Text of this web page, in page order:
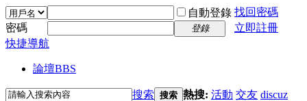
自動登錄 找回密碼
密碼
登錄
立即註冊
快捷導航
論壇BBS
搜索 搜索 熱搜: 活動 交友 discuz